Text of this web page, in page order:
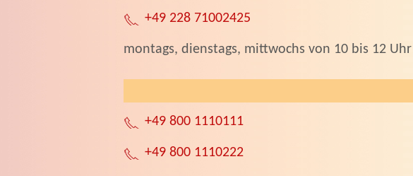
+49 228 71002425
montags, dienstags, mittwochs von 10 bis 12
+49 800 1110111
+49 800 1110222